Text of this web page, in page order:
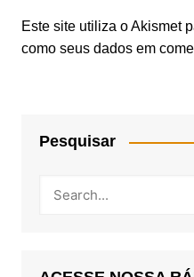
Este site utiliza o Akismet
como seus dados em
Pesquisar